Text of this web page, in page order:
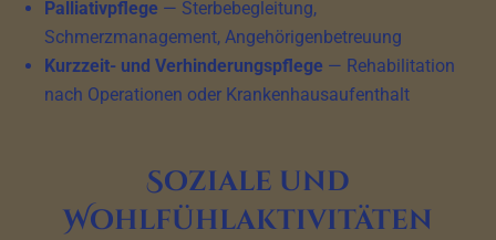
Palliativpflege — Sterbebegleitung,
Schmerzmanagement, Angehörigenbetreuung
Kurzzeit- und Verhinderungspflege — Rehabilitation
nach Operationen oder Krankenhausaufenthalt
Soziale und
Wohlfühlaktivitäten